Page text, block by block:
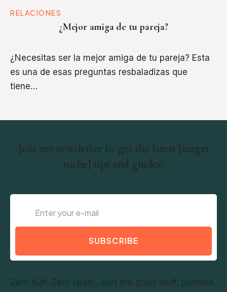
RELACIONES
¿Mejor amiga de tu pareja?
¿Necesitas ser la mejor amiga de tu pareja? Esta
es una de esas preguntas resbaladizas que
tiene…
Join my newsletter to get the latest [target
niche] tips and guides!
SUBSCRIBE
Zero fluff. Zero spam. Just the good stuff, promise.